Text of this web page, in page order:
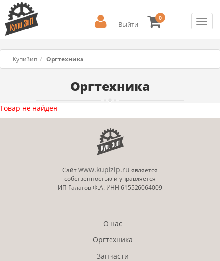
Выйти
0
КупиЗип Оргтехника
Оргтехника
Товар не найден
Сайтwww.kupizip.ru является
собственностью и управляется
ИП Галатов Ф.А. ИНН 615526064009
О нас
Оргтехника
Запчасти